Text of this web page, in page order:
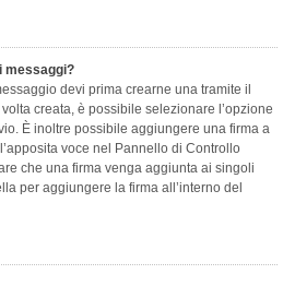
messaggi?
devi prima crearne una tramite il
creata, è possibile selezionare l’opzione
È inoltre possibile aggiungere una firma a
voce nel Pannello di Controllo
che una firma venga aggiunta ai singoli
per aggiungere la firma all’interno del